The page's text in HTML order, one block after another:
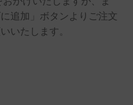
追加」ボタンよりご注文
いたします。